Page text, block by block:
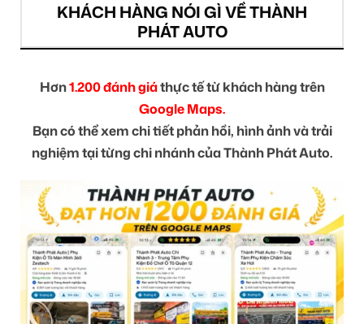
KHÁCH HÀNG NÓI GÌ VỀ THÀNH
PHÁT AUTO
Hơn1.200 đánh giáthực tế từ khách hàng trên
Google Maps.
Bạn có thể xem chi tiết phản hồi, hình ảnh và trải
nghiệm tại từng chi nhánh của Thành Phát Auto.